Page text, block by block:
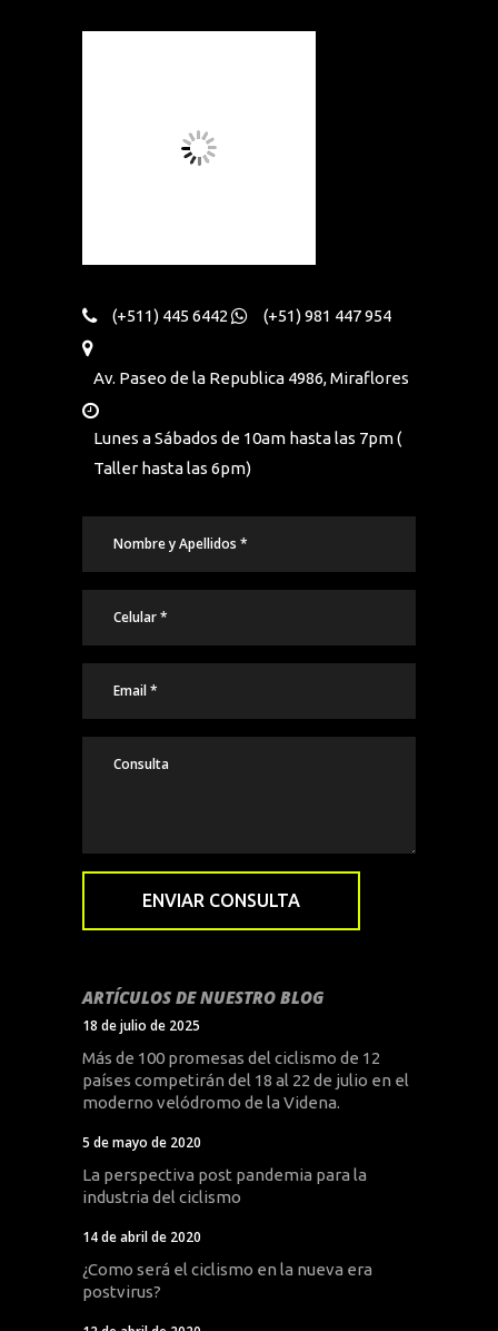
(+511) 445 6442 (+51) 981 447 954
Av. Paseo de la Republica 4986, Miraflores
Lunes a Sábados de 10am hasta las 7pm (
Taller hasta las 6pm)
ARTÍCULOS DE NUESTRO BLOG
18 de julio de 2025
Más de 100 promesas del ciclismo de 12
países competirán del 18 al 22 de julio en el
moderno velódromo de la Videna.
5 de mayo de 2020
La perspectiva post pandemia para la
industria del ciclismo
14 de abril de 2020
¿Como será el ciclismo en la nueva era
postvirus?